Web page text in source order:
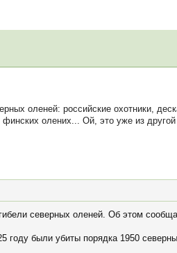
оленей: российские охотники,
олених... Ой, это уже из
северных оленей. Об этом
году были убиты порядка 1950